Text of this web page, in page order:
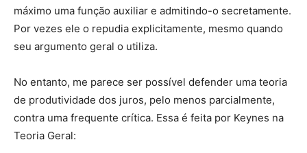
máximo uma função auxiliar e admitindo-o secretamente.
Por vezes ele o repudia explicitamente, mesmo quando
seu argumento geral o utiliza.
No entanto, me parece ser possível defender uma teoria
de produtividade dos juros, pelo menos parcialmente,
contra uma frequente crítica. Essa é feita por Keynes na
Teoria Geral: